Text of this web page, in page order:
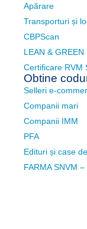
Apărare
Transporturi și
CBPScan
LEAN & GREEN
Certificare RVM
Obtine
Selleri e-
Companii mari
Companii IMM
PFA
Edituri și case
FARMA SNVM